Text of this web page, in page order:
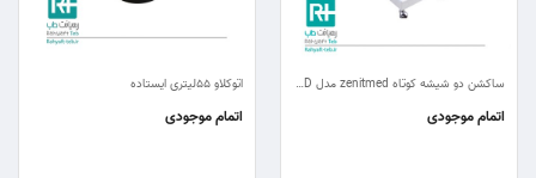
ساکشن دو شیشه کوتاه zenitmed مدل ZTH-D
اتمام موجودی
اتوکلاو 55لیتری ایستاده
اتمام موجودی